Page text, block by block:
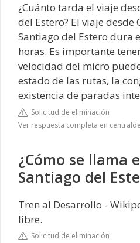
¿Cuánto tarda el viaje
del Estero? El viaje desde
Santiago del Estero dura
horas. Es importante
velocidad del micro
estado de las rutas, la
existencia de paradas
Solicitud de eliminación
Ver respuesta completa en
¿Cómo se llama
Santiago del
Tren al Desarrollo -
libre.
Solicitud de eliminación